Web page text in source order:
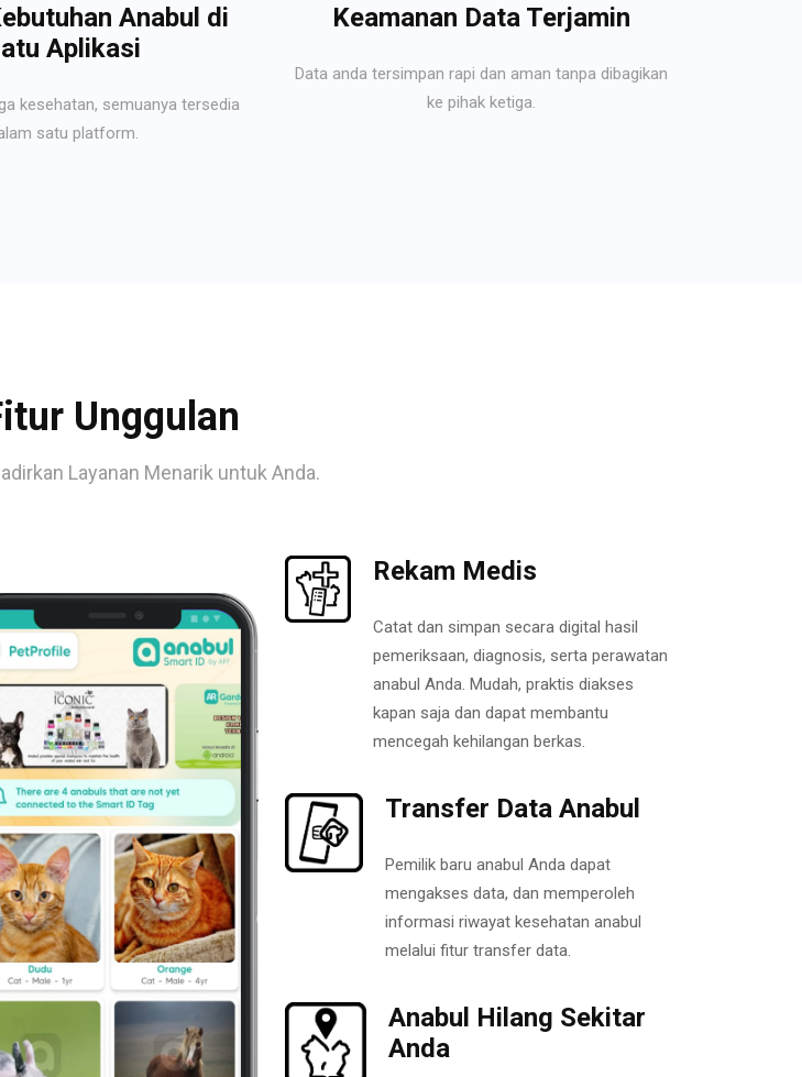
Anabul di
Aplikasi
kesehatan, semuanya tersedia
satu platform.
Keamanan Data Terjamin
Data anda tersimpan rapi dan aman tanpa dibagikan
ke pihak ketiga.
Unggulan
Layanan Menarik untuk Anda.
Rekam Medis
Catat dan simpan secara digital hasil
pemeriksaan, diagnosis, serta perawatan
anabul Anda. Mudah, praktis diakses
kapan saja dan dapat membantu
mencegah kehilangan berkas.
Transfer Data Anabul
Pemilik baru anabul Anda dapat
mengakses data, dan memperoleh
informasi riwayat kesehatan anabul
melalui fitur transfer data.
Anabul Hilang Sekitar
Anda